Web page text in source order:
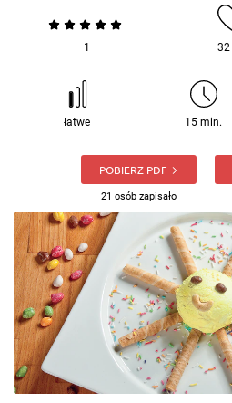
1 32
łatwe 15 min.
POBIERZ PDF
21 osób zapisało